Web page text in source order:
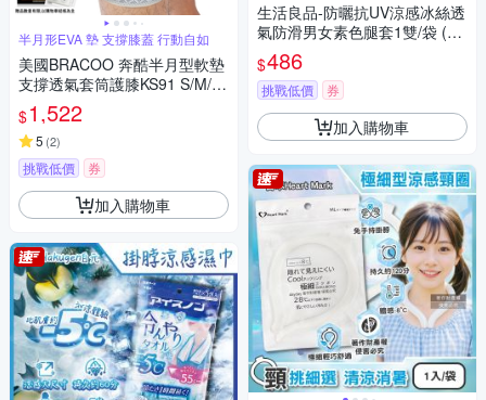
半月形EVA 墊 支撐膝蓋 行動自如
美國BRACOO 奔酷半月型軟墊
支撐透氣套筒護膝KS91 S/M/L/
XL
$1,522
5 (2)
挑戰低價 券
加入購物車
生活良品-防曬抗UV涼感冰絲透
氣防滑男女素色腿套1雙/袋 (騎
車外送,登山釣魚,環島路跑,運動
內搭褲)
$486
挑戰低價 券
加入購物車